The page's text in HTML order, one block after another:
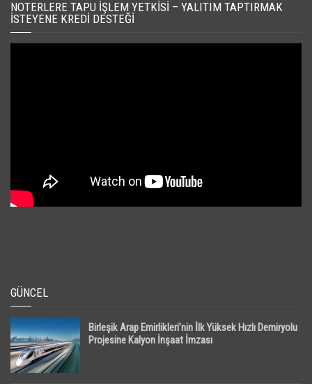
NOTERLERE TAPU İŞLEM YETKISI – YALITIM TAPTIRMAK
İSTEYENE KREDI DESTEĞI
GÜNCEL
Birleşik Arap Emirlikleri’nin İlk Yüksek Hızlı Demiryolu
Projesine Kalyon İnşaat İmzası